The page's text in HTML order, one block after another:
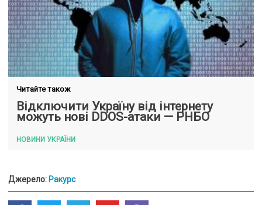
Читайте також
Відключити Україну від інтернету
можуть нові DDOS-атаки — РНБО
НОВИНИ УКРАЇНИ
Джерело: Ракурс